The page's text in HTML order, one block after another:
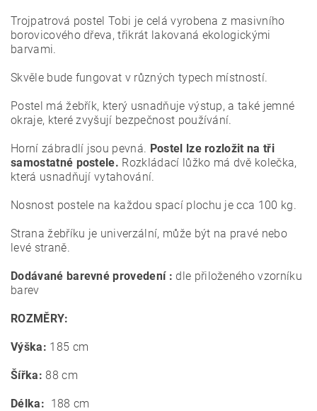
Trojpatrová postel Tobi je celá vyrobena z masivního
borovicového dřeva, třikrát lakovaná ekologickými
barvami.
Skvěle bude fungovat v různých typech místností.
Postel má žebřík, který usnadňuje výstup, a také jemné
okraje, které zvyšují bezpečnost používání.
Horní zábradlí jsou pevná. Postel lze rozložit na tři
samostatné postele. Rozkládací lůžko má dvě kolečka,
která usnadňují vytahování.
Nosnost postele na každou spací plochu je cca 100 kg.
Strana žebříku je univerzální, může být na pravé nebo
levé straně.
Dodávané barevné provedení : dle přiloženého vzorníku
barev
ROZMĚRY:
Výška: 185 cm
Šířka: 88 cm
Délka: 188 cm